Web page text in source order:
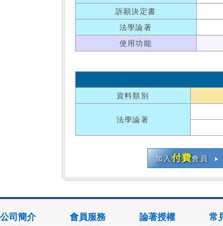
訴願決定書
法學論著
使用功能
資料類別
法學論著
加入付費會員
公司簡介 會員服務 論著授權 常